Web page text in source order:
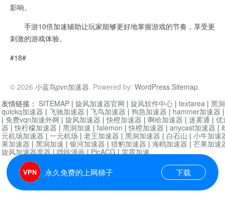
影响。
手游10倍加速辅助让玩家能够更好地掌握游戏的节奏，享受更
刺激的游戏体验。
#18#
© 2026 小蓝鸟pvn加速器. Powered by: WordPress.Sitemap.
永久免费的上网梯子 下载
友情链接： SITEMAP | 旋风加速器官网 | 旋风软件中心 | textarea | 黑
quickq加速器 | 飞驰加速器 | 飞鸟加速器 | 狗急加速器 | hammer加速器
| 免费vqn加速外网 | 旋风加速器 |快橙加速器 | 啊哈加速器 | 迷雾通 | 优
器 |快柠檬加速器 | 黑洞加速 | falemon |快橙加速器 | anycast加速器 |
元机场加速器 | 一元机场 | 老王加速器 | 黑洞加速器 | 白石山 | 小牛加速
果加速器 | 黑洞加速 | 银河加速器 | 猎豹加速器 | 海鸥加速器 | 芒果加速
旋风加速器度器|哔咔漫画|PicACG|雷霆加速